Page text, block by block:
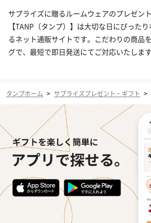
サプライズに贈るルームウェアのプレゼン
【TANP（タンプ）】は大切な日にぴった
るネット通販サイトです。こだわりの商品
グで、最短で即日発送にてご対応いたします
タンプホーム > サプライズプレゼント・ギフト >